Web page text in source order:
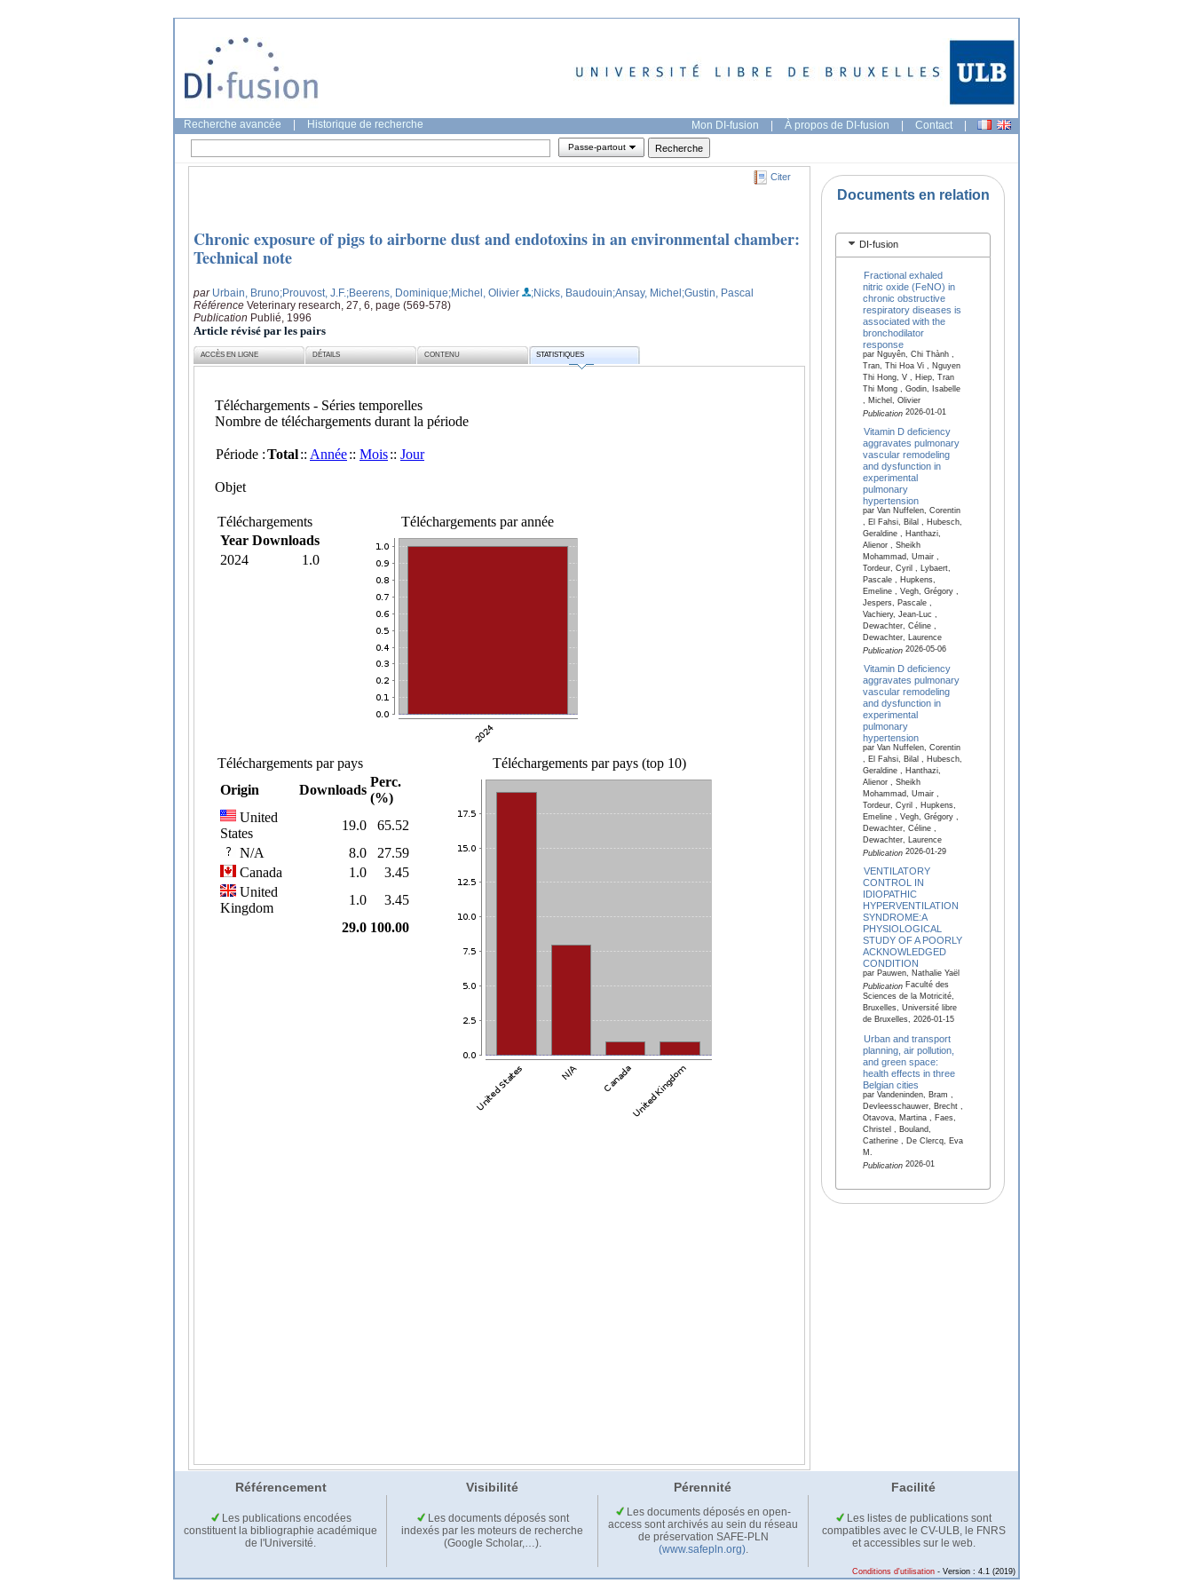
Recherche avancée Historique de recherche Mon DI-fusion | À propos de DI-fusion | Contact |
Passe-partout
Citer
Chronic exposure of pigs to airborne dust and endotoxins in an environmental chamber:
Technical note
par Urbain, Bruno;Prouvost, J.F. ;Beerens, Dominique;Michel, Olivier ;Nicks, Baudouin;Ansay, Michel;Gustin, Pascal
Référence Veterinary research, 27, 6, page (569-578)
Publication Publié, 1996
Article révisé par les pairs
ACCÈS EN LIGNE DÉTAILS CONTENU STATISTIQUES
Documents en relation
DI-fusion
Fractional exhaled
nitric oxide (FeNO) in
chronic obstructive
respiratory diseases is
associated with the
bronchodilator
response
par Nguyên, Chi Thành ,
Tran, Thi Hoa Vi , Nguyen
Thi Hong, V , Hiep, Tran
Thi Mong , Godin, Isabelle
, Michel, Olivier
Publication2026-01-01
Vitamin D deficiency
aggravates pulmonary
vascular remodeling
and dysfunction in
experimental
pulmonary
hypertension
par Van Nuffelen, Corentin
, El Fahsi, Bilal , Hubesch,
Geraldine , Hanthazi,
Alienor , Sheikh
Mohammad, Umair ,
Tordeur, Cyril , Lybaert,
Pascale , Hupkens,
Emeline , Vegh, Grégory ,
Jespers, Pascale ,
Vachiery, Jean-Luc ,
Dewachter, Céline ,
Dewachter, Laurence
Publication2026-05-06
Vitamin D deficiency
aggravates pulmonary
vascular remodeling
and dysfunction in
experimental
pulmonary
hypertension
par Van Nuffelen, Corentin
, El Fahsi, Bilal , Hubesch,
Geraldine , Hanthazi,
Alienor , Sheikh
Mohammad, Umair ,
Tordeur, Cyril , Hupkens,
Emeline , Vegh, Grégory ,
Dewachter, Céline ,
Dewachter, Laurence
Publication2026-01-29
VENTILATORY
CONTROL IN
IDIOPATHIC
HYPERVENTILATION
SYNDROME:A
PHYSIOLOGICAL
STUDY OF A POORLY
ACKNOWLEDGED
CONDITION
par Pauwen, Nathalie Yaël
PublicationFaculté des
Sciences de la Motricité,
Bruxelles, Université libre
de Bruxelles, 2026-01-15
Urban and transport
planning, air pollution,
and green space:
health effects in three
Belgian cities
par Vandeninden, Bram ,
Devleesschauwer, Brecht ,
Otavova, Martina , Faes,
Christel , Bouland,
Catherine , De Clercq, Eva
M.
Publication2026-01
Référencement Visibilité Pérennité Facilité
Les publications encodées
constituent la bibliographie académique
de l'Université.
Les documents déposés sont
indexés par les moteurs de recherche
(Google Scholar,…).
Les documents déposés en open-
access sont archivés au sein du réseau
de préservation SAFE-PLN
(www.safepln.org).
Les listes de publications sont
compatibles avec le CV-ULB, le FNRS
et accessibles sur le web.
Conditions d'utilisation - Version : 4.1 (2019)